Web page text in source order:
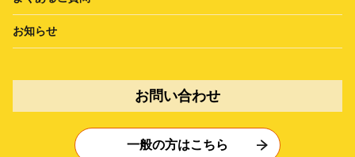
お知らせ
お問い合わせ
一般の方はこちら